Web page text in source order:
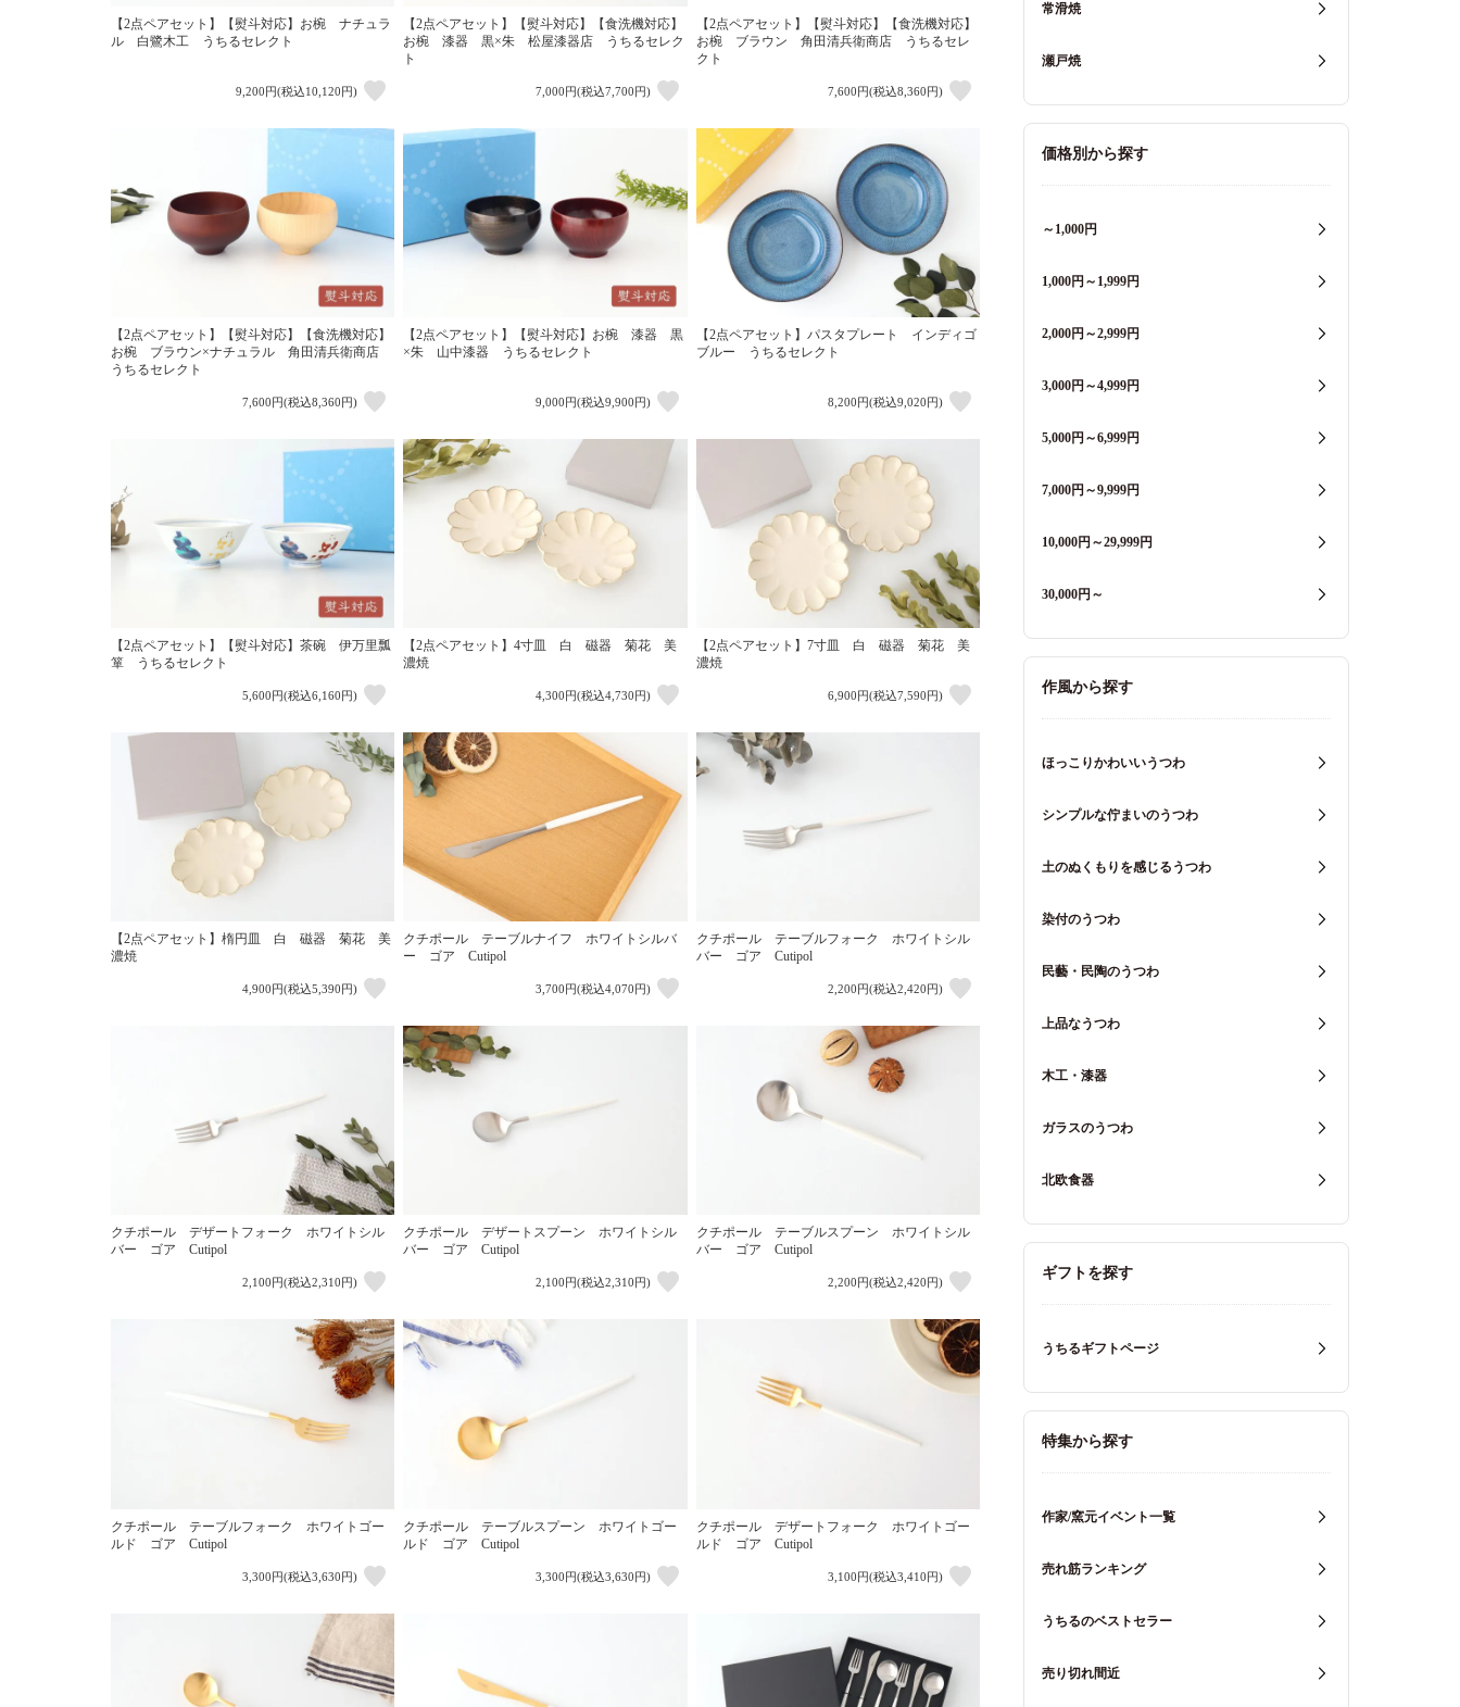
【2点ペアセット】【熨斗対応】お椀 ナチュラ
ル 白鷺木工 うちるセレクト
9,200円(税込10,120円)
【2点ペアセット】【熨斗対応】【食洗機対応】
お椀 漆器 黒×朱 松屋漆器店 うちるセレク
ト
7,000円(税込7,700円)
【2点ペアセット】【熨斗対応】【食洗機対応】
お椀 ブラウン 角田清兵衛商店 うちるセレ
クト
7,600円(税込8,360円)
【2点ペアセット】【熨斗対応】【食洗機対応】
お椀 ブラウン×ナチュラル 角田清兵衛商店
うちるセレクト
7,600円(税込8,360円)
【2点ペアセット】【熨斗対応】お椀 漆器 黒
×朱 山中漆器 うちるセレクト
9,000円(税込9,900円)
【2点ペアセット】パスタプレート インディゴ
ブルー うちるセレクト
8,200円(税込9,020円)
【2点ペアセット】【熨斗対応】茶碗 伊万里瓢
箪 うちるセレクト
5,600円(税込6,160円)
【2点ペアセット】4寸皿 白 磁器 菊花 美
濃焼
4,300円(税込4,730円)
【2点ペアセット】7寸皿 白 磁器 菊花 美
濃焼
6,900円(税込7,590円)
【2点ペアセット】楕円皿 白 磁器 菊花 美
濃焼
4,900円(税込5,390円)
クチポール テーブルナイフ ホワイトシルバ
ー ゴア Cutipol
3,700円(税込4,070円)
クチポール テーブルフォーク ホワイトシル
バー ゴア Cutipol
2,200円(税込2,420円)
クチポール デザートフォーク ホワイトシル
バー ゴア Cutipol
2,100円(税込2,310円)
クチポール デザートスプーン ホワイトシル
バー ゴア Cutipol
2,100円(税込2,310円)
クチポール テーブルスプーン ホワイトシル
バー ゴア Cutipol
2,200円(税込2,420円)
クチポール テーブルフォーク ホワイトゴー
ルド ゴア Cutipol
3,300円(税込3,630円)
クチポール テーブルスプーン ホワイトゴー
ルド ゴア Cutipol
3,300円(税込3,630円)
クチポール デザートフォーク ホワイトゴー
ルド ゴア Cutipol
3,100円(税込3,410円)
常滑焼
瀬戸焼
価格別から探す
～1,000円
1,000円～1,999円
2,000円～2,999円
3,000円～4,999円
5,000円～6,999円
7,000円～9,999円
10,000円～29,999円
30,000円～
作風から探す
ほっこりかわいいうつわ
シンプルな佇まいのうつわ
土のぬくもりを感じるうつわ
染付のうつわ
民藝・民陶のうつわ
上品なうつわ
木工・漆器
ガラスのうつわ
北欧食器
ギフトを探す
うちるギフトページ
特集から探す
作家/窯元イベント一覧
売れ筋ランキング
うちるのベストセラー
売り切れ間近